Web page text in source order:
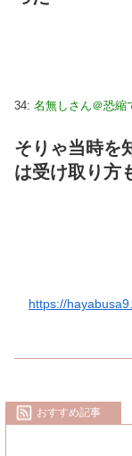
34: 名無しさん＠恐縮
そりゃ当時を
は受け取り方
https://
おすすめ記事